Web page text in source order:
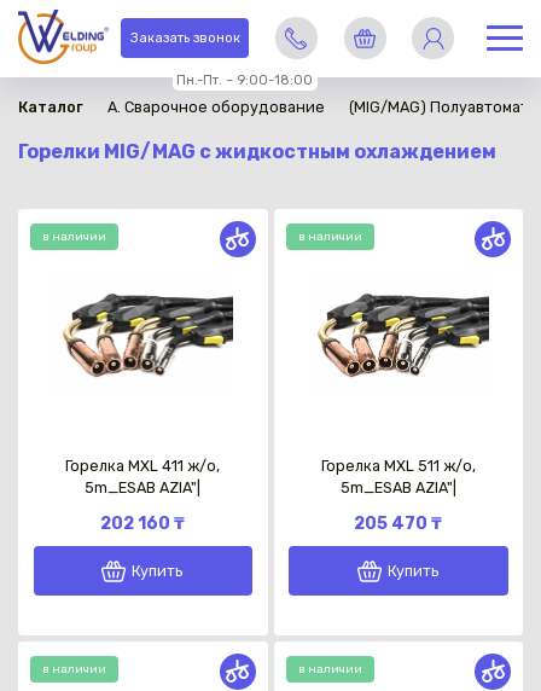
Заказать звонок
Пн.-Пт. – 9:00-18:00
Каталог A. Сварочное оборудование (MIG/MAG)
Горелки MIG/MAG с жидкостным охлаждением
в наличии
Горелка MXL 411 ж/о,
5m_ESAB AZIA"|
202 160 ₸
Купить
в наличии
Горелка MXL 511 ж/о,
5m_ESAB AZIA"|
205 470 ₸
Купить
в наличии в наличии